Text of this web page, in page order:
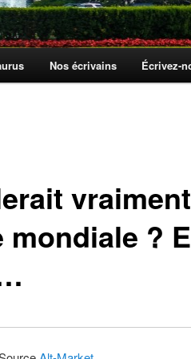
Nos écrivains Écrivez-
?